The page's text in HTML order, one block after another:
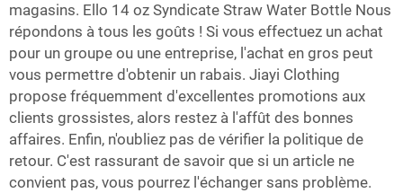
magasins. Ello 14 oz Syndicate Straw Water Bottle Nous
répondons à tous les goûts ! Si vous effectuez un achat
pour un groupe ou une entreprise, l'achat en gros peut
vous permettre d'obtenir un rabais. Jiayi Clothing
propose fréquemment d'excellentes promotions aux
clients grossistes, alors restez à l'affût des bonnes
affaires. Enfin, n'oubliez pas de vérifier la politique de
retour. C'est rassurant de savoir que si un article ne
convient pas, vous pourrez l'échanger sans problème.